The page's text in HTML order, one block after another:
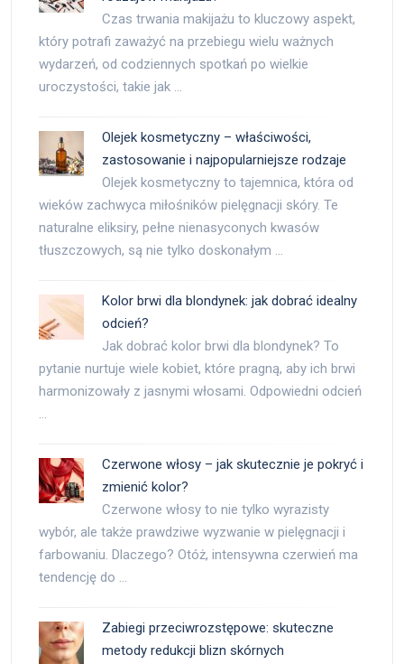
Czas trwania makijażu to kluczowy aspekt,
który potrafi zaważyć na przebiegu wielu ważnych
wydarzeń, od codziennych spotkań po wielkie
uroczystości, takie jak …
Olejek kosmetyczny – właściwości,
zastosowanie i najpopularniejsze rodzaje
Olejek kosmetyczny to tajemnica, która od
wieków zachwyca miłośników pielęgnacji skóry. Te
naturalne eliksiry, pełne nienasyconych kwasów
tłuszczowych, są nie tylko doskonałym …
Kolor brwi dla blondynek: jak dobrać idealny
odcień?
Jak dobrać kolor brwi dla blondynek? To
pytanie nurtuje wiele kobiet, które pragną, aby ich brwi
harmonizowały z jasnymi włosami. Odpowiedni odcień
…
Czerwone włosy – jak skutecznie je pokryć i
zmienić kolor?
Czerwone włosy to nie tylko wyrazisty
wybór, ale także prawdziwe wyzwanie w pielęgnacji i
farbowaniu. Dlaczego? Otóż, intensywna czerwień ma
tendencję do …
Zabiegi przeciwrozstępowe: skuteczne
metody redukcji blizn skórnych